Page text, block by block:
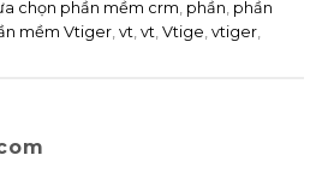
chọn phần mềm crm phần phần
mềm Vtiger vt vt Vtige vtiger